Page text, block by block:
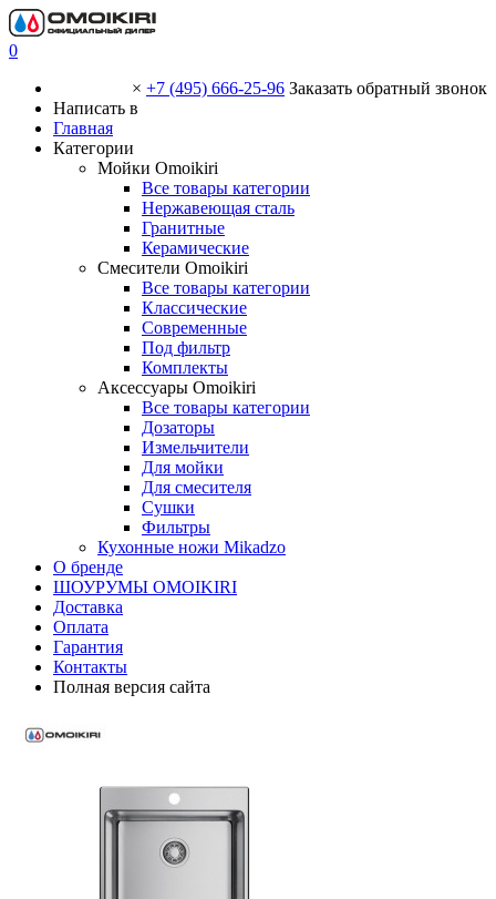
0
× +7 (495) 666-25-96 Заказать обратный звонок
Написать в
Главная
Категории
Мойки Omoikiri
Все товары категории
Нержавеющая сталь
Гранитные
Керамические
Смесители Omoikiri
Все товары категории
Классические
Современные
Под фильтр
Комплекты
Аксессуары Omoikiri
Все товары категории
Дозаторы
Измельчители
Для мойки
Для смесителя
Сушки
Фильтры
Кухонные ножи Mikadzo
О бренде
ШОУРУМЫ OMOIKIRI
Доставка
Оплата
Гарантия
Контакты
Полная версия сайта